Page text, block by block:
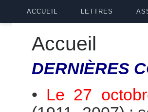
ACCUEIL LETTRES
Accueil
DERNIÈRES
• Le 27